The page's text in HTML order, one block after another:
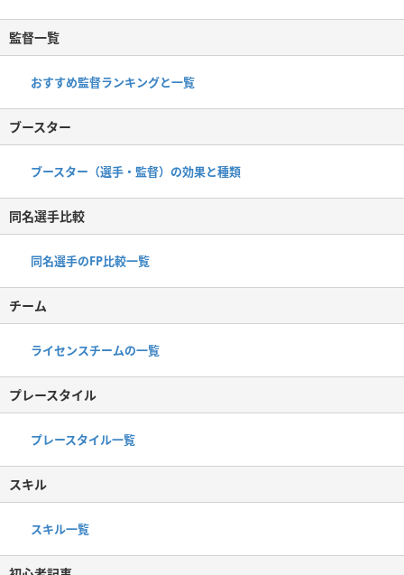
監督一覧
おすすめ監督ランキングと一覧
ブースター
ブースター（選手・監督）の効果と種類
同名選手比較
同名選手のFP比較一覧
チーム
ライセンスチームの一覧
プレースタイル
プレースタイル一覧
スキル
スキル一覧